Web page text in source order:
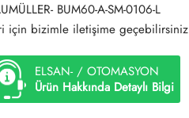
BUM60-A-SM-0106-L
için bizimle iletişime geçebilirsiniz
ELSAN- / OTOMASYON
Ürün Hakkında Detaylı Bilgi